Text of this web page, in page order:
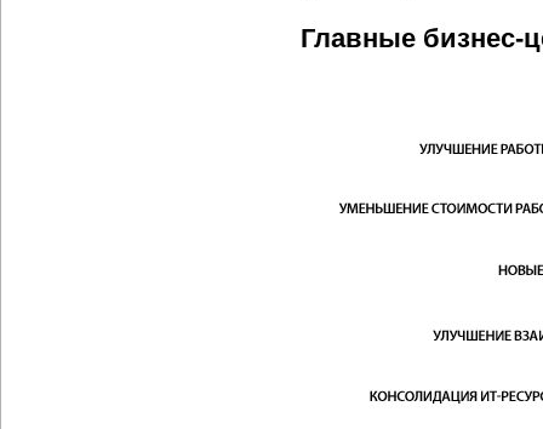
Главные бизнес-